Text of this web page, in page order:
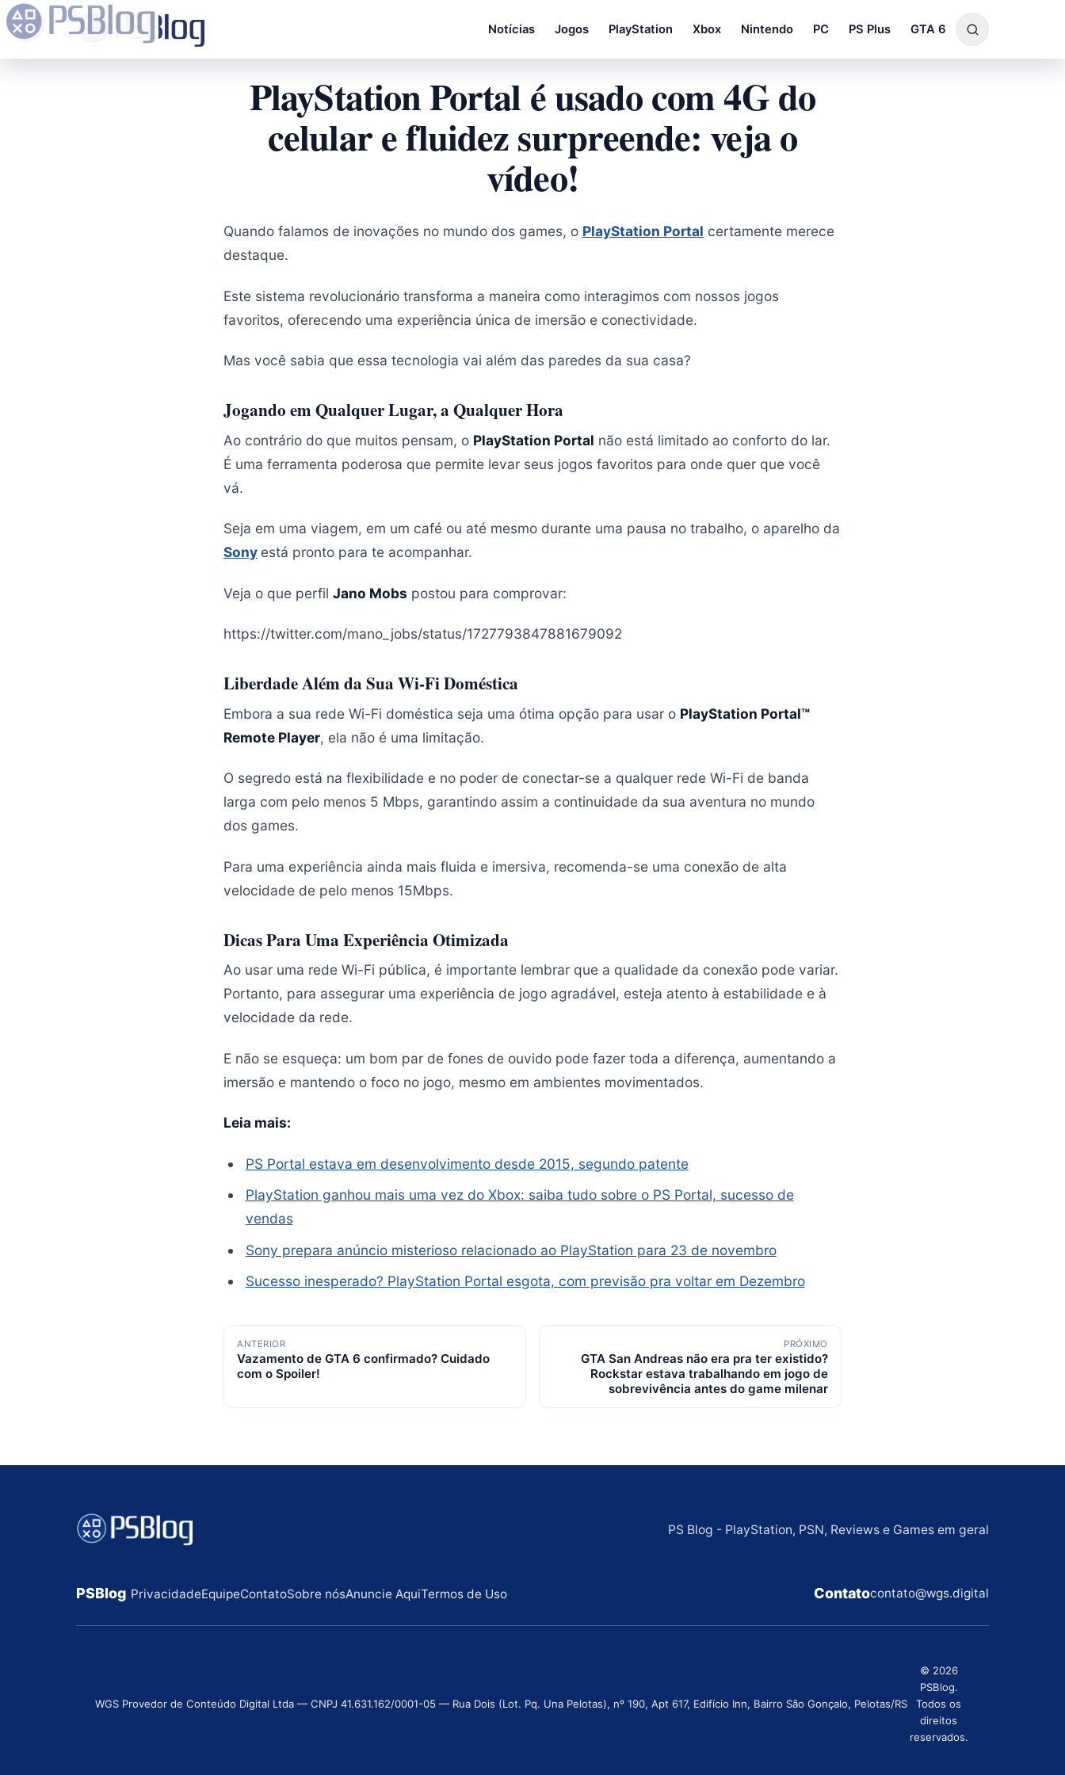
Notícias Jogos PlayStation Xbox Nintendo PC PS Plus GTA 6
PlayStation Portal é usado com 4G do
celular e fluidez surpreende: veja o
vídeo!
Quando falamos de inovações no mundo dos games, o PlayStation Portal certamente merece
destaque.
Este sistema revolucionário transforma a maneira como interagimos com nossos jogos
favoritos, oferecendo uma experiência única de imersão e conectividade.
Mas você sabia que essa tecnologia vai além das paredes da sua casa?
Jogando em Qualquer Lugar, a Qualquer Hora
Ao contrário do que muitos pensam, o PlayStation Portal não está limitado ao conforto do lar.
É uma ferramenta poderosa que permite levar seus jogos favoritos para onde quer que você
vá.
Seja em uma viagem, em um café ou até mesmo durante uma pausa no trabalho, o aparelho da
Sony está pronto para te acompanhar.
Veja o que perfil Jano Mobs postou para comprovar:
https://twitter.com/mano_jobs/status/1727793847881679092
Liberdade Além da Sua Wi-Fi Doméstica
Embora a sua rede Wi-Fi doméstica seja uma ótima opção para usar o PlayStation Portal™
Remote Player, ela não é uma limitação.
O segredo está na flexibilidade e no poder de conectar-se a qualquer rede Wi-Fi de banda
larga com pelo menos 5 Mbps, garantindo assim a continuidade da sua aventura no mundo
dos games.
Para uma experiência ainda mais fluida e imersiva, recomenda-se uma conexão de alta
velocidade de pelo menos 15Mbps.
Dicas Para Uma Experiência Otimizada
Ao usar uma rede Wi-Fi pública, é importante lembrar que a qualidade da conexão pode variar.
Portanto, para assegurar uma experiência de jogo agradável, esteja atento à estabilidade e à
velocidade da rede.
E não se esqueça: um bom par de fones de ouvido pode fazer toda a diferença, aumentando a
imersão e mantendo o foco no jogo, mesmo em ambientes movimentados.
Leia mais:
PS Portal estava em desenvolvimento desde 2015, segundo patente
PlayStation ganhou mais uma vez do Xbox: saiba tudo sobre o PS Portal, sucesso de
vendas
Sony prepara anúncio misterioso relacionado ao PlayStation para 23 de novembro
Sucesso inesperado? PlayStation Portal esgota, com previsão pra voltar em Dezembro
Navegação
de
posts
ANTERIOR
Vazamento de GTA 6 confirmado? Cuidado
com o Spoiler!
PRÓXIMO
GTA San Andreas não era pra ter existido?
Rockstar estava trabalhando em jogo de
sobrevivência antes do game milenar
PS Blog - PlayStation, PSN, Reviews e Games em geral
PSBlog PrivacidadeEquipeContatoSobre nósAnuncie AquiTermos de Uso Contatocontato@wgs.digital
WGS Provedor de Conteúdo Digital Ltda — CNPJ 41.631.162/0001-05 — Rua Dois (Lot. Pq. Una Pelotas), nº 190, Apt 617, Edifício Inn, Bairro São Gonçalo, Pelotas/RS
© 2026
PSBlog.
Todos os
direitos
reservados.